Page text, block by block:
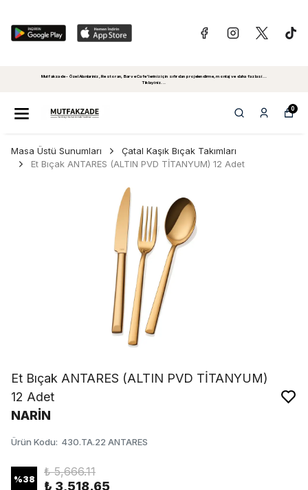
Mutfakzade - Özel Alanlariniz, Restoran, Bar ve Cafe'leriniz için sıfırdan projelendirme, montaj ve daha fazlasi...
Tiklayiniz...
0
Masa Üstü Sunumları
Çatal Kaşık Bıçak Takımları
Et Bıçak ANTARES (ALTIN PVD TİTANYUM) 12 Adet
Et Bıçak ANTARES (ALTIN PVD TİTANYUM)
12 Adet
NARİN
Ürün Kodu: 430.TA.22 ANTARES
%38
₺ 5,666.11
₺ 3,518.65